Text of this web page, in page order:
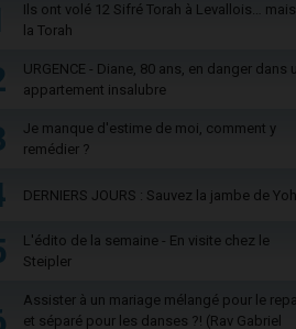
Ils ont volé 12 Sifré Torah à Levallois…
la Torah
URGENCE - Diane, 80 ans, en danger dans
appartement insalubre
Je manque d'estime de moi, comment y
remédier ?
DERNIERS JOURS : Sauvez la jambe de
L'édito de la semaine - En visite chez le
Steipler
Assister à un mariage mélangé pour le
et séparé pour les danses ?! (Rav Gabriel